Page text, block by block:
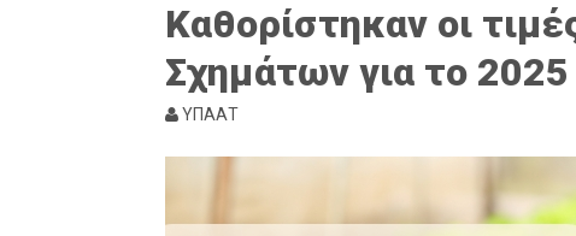
Καθορίστηκαν οι
Σχημάτων για το 2025
ΥΠΑΑΤ